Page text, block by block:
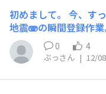
いします。
初めまして。 今、す
地震🫨の瞬間登録作業。
りしました。 リアルしゃちょーさんがお若くて襟巻き🧣
がびっくりしました
の近くだった事に驚
今度久しぶりに行ってみようかな♪
0 4
ぶっさん | 12/08